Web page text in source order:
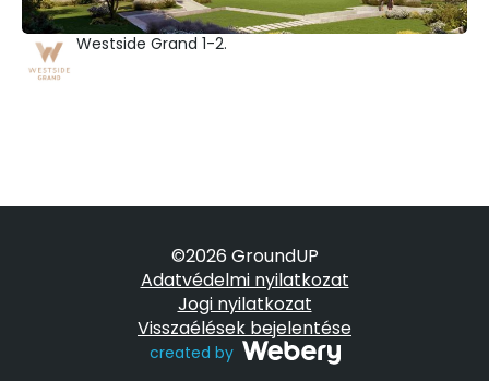
Westside Grand 1-2.
©2026 GroundUP
Adatvédelmi nyilatkozat
Jogi nyilatkozat
Visszaélések bejelentése
created by